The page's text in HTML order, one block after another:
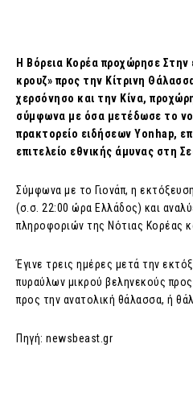
Η Βόρεια Κορέα προχώρησε
κρουζ» προς την Κίτρινη
χερσόνησο και την Κίνα,
σύμφωνα με όσα μετέδωσε το
πρακτορείο ειδήσεων Yonhap,
επιτελείο εθνικής άμυνας στη
Σύμφωνα με το Γιονάπ, η
(σ.σ. 22:00 ώρα Ελλάδος) και
πληροφοριών της Νότιας Κορέας
Έγινε τρεις ημέρες μετά την
πυραύλων μικρού βεληνεκούς
προς την ανατολική θάλασσα, ή
Πηγή: newsbeast.gr